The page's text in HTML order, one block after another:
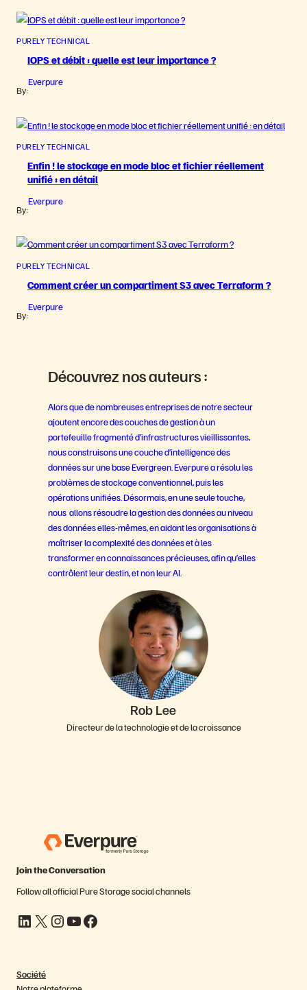
PURELY TECHNICAL
IOPS et débit : quelle est leur importance ?
By:
Everpure
PURELY TECHNICAL
Enfin ! le stockage en mode bloc et fichier réellement
unifié : en détail
By:
Everpure
PURELY TECHNICAL
Comment créer un compartiment S3 avec Terraform ?
By:
Everpure
Découvrez nos auteurs :
Alors que de nombreuses entreprises de notre secteur
ajoutent encore des couches de gestion à un
portefeuille fragmenté d’infrastructures vieillissantes,
nous construisons une couche d’intelligence des
données sur une base Evergreen. Everpure a résolu les
problèmes de stockage conventionnel, puis les
opérations unifiées. Désormais, en une seule touche,
nous allons résoudre la gestion des données au niveau
des données elles-mêmes, en aidant les organisations à
maîtriser la complexité des données et à les
transformer en connaissances précieuses, afin qu’elles
contrôlent leur destin, et non leur AI.
Rob Lee
Directeur de la technologie et de la croissance
Join the Conversation
Follow all official Pure Storage social channels
LinkedIn X Instagram YouTube Facebook
Société